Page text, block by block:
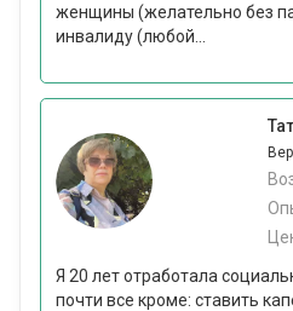
женщины (желательно без
инвалиду (любой...
Я 20 лет отработала
почти все кроме: ставить